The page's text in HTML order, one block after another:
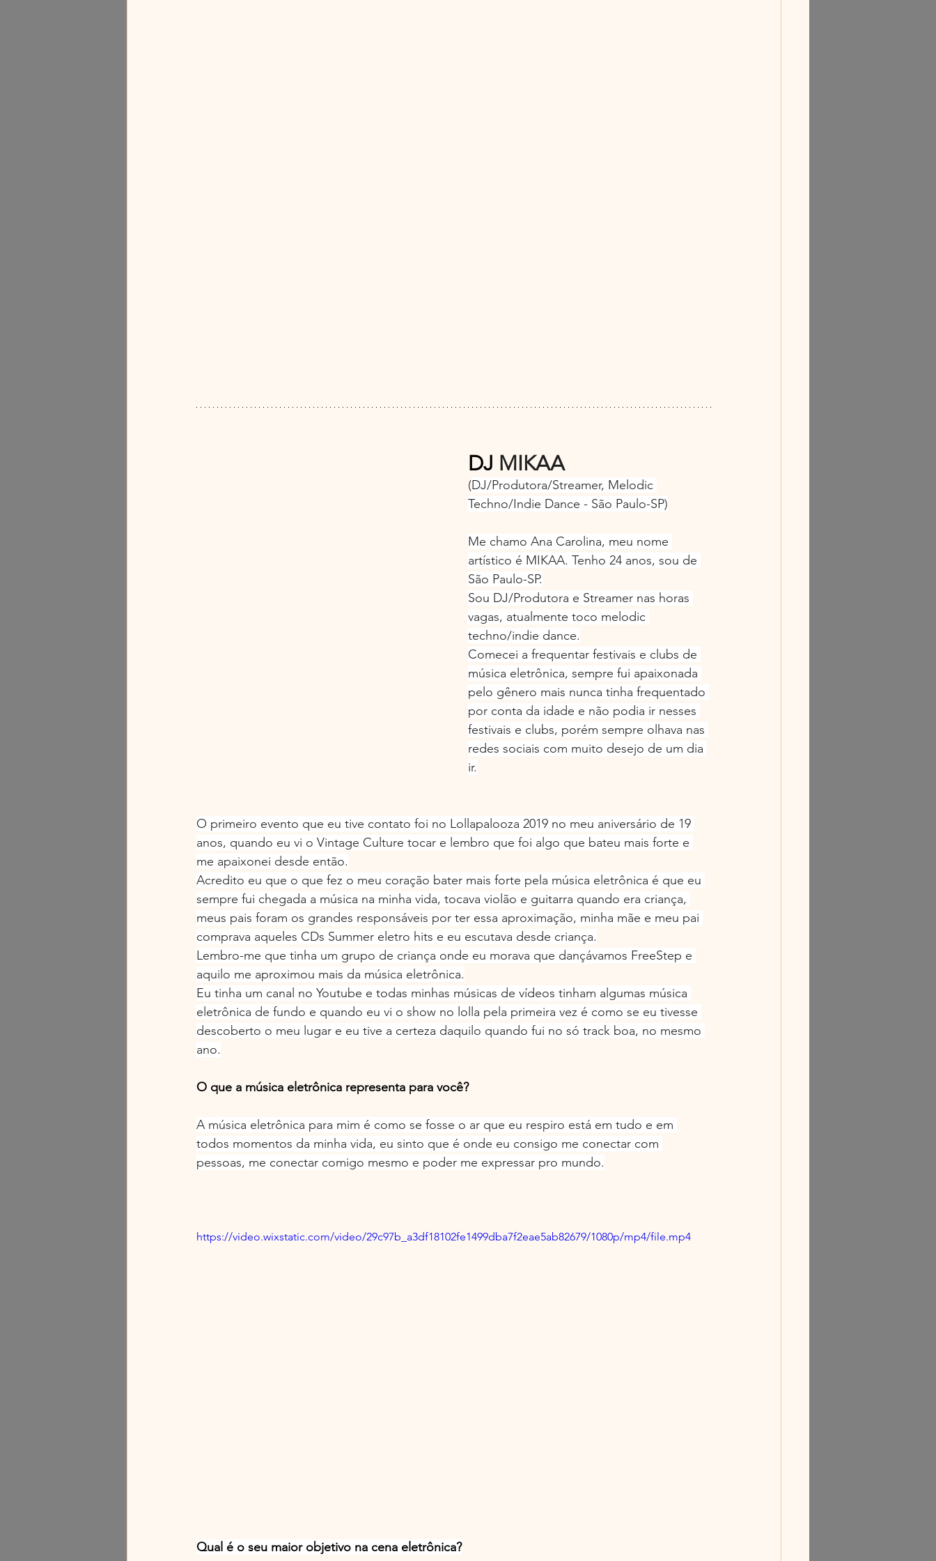
DJ MIKAA
(DJ/Produtora/Streamer, Melodic
Techno/Indie Dance - São Paulo-SP)
Me chamo Ana Carolina, meu nome
artístico é MIKAA. Tenho 24 anos, sou de
São Paulo-SP.
Sou DJ/Produtora e Streamer nas horas
vagas, atualmente toco melodic
techno/indie dance.
Comecei a frequentar festivais e clubs de
música eletrônica, sempre fui apaixonada
pelo gênero mais nunca tinha frequentado
por conta da idade e não podia ir nesses
festivais e clubs, porém sempre olhava nas
redes sociais com muito desejo de um dia
ir.
O primeiro evento que eu tive contato foi no Lollapalooza 2019 no meu aniversário de 19
anos, quando eu vi o Vintage Culture tocar e lembro que foi algo que bateu mais forte e
me apaixonei desde então.
Acredito eu que o que fez o meu coração bater mais forte pela música eletrônica é que eu
sempre fui chegada a música na minha vida, tocava violão e guitarra quando era criança,
meus pais foram os grandes responsáveis por ter essa aproximação, minha mãe e meu pai
comprava aqueles CDs Summer eletro hits e eu escutava desde criança.
Lembro-me que tinha um grupo de criança onde eu morava que dançávamos FreeStep e
aquilo me aproximou mais da música eletrônica.
Eu tinha um canal no Youtube e todas minhas músicas de vídeos tinham algumas música
eletrônica de fundo e quando eu vi o show no lolla pela primeira vez é como se eu tivesse
descoberto o meu lugar e eu tive a certeza daquilo quando fui no só track boa, no mesmo
ano.
O que a música eletrônica representa para você?
A música eletrônica para mim é como se fosse o ar que eu respiro está em tudo e em
todos momentos da minha vida, eu sinto que é onde eu consigo me conectar com
pessoas, me conectar comigo mesmo e poder me expressar pro mundo.
https://video.wixstatic.com/video/29c97b_a3df18102fe1499dba7f2eae5ab82679/1080p/mp4/file.mp4
Qual é o seu maior objetivo na cena eletrônica?